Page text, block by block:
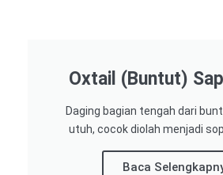
Oxtail (Buntut)
Daging bagian tengah dari
utuh, cocok diolah menjadi
Baca